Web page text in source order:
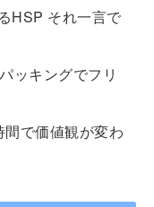
HSP それ一言で
ッキングでフリ
で価値観が変わ